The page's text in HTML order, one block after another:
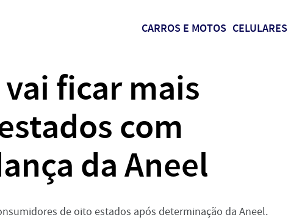
CARROS E MOTOS CELULARES
ficar mais
com
da Aneel
de oito estados após determinação da Aneel.